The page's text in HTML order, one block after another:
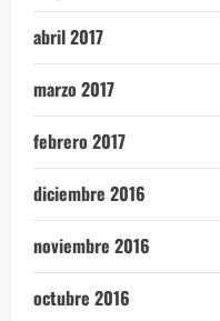
abril 2017
marzo 2017
febrero 2017
diciembre 2016
noviembre 2016
octubre 2016